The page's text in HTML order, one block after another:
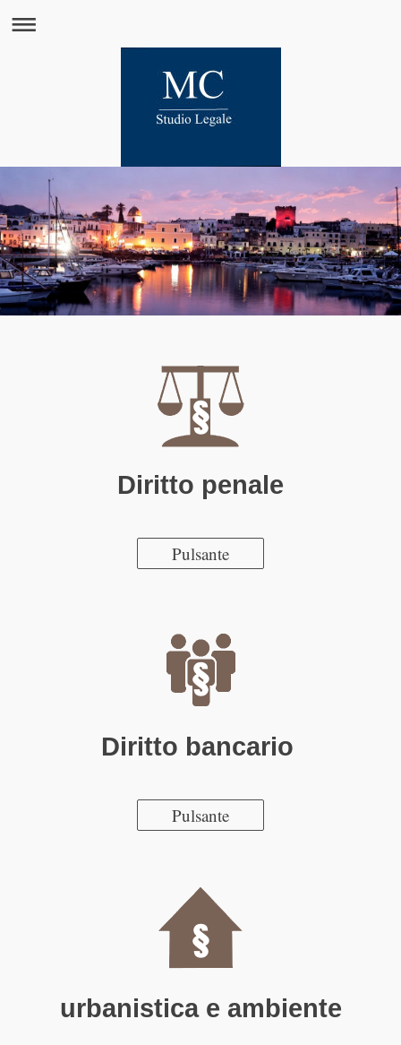
Diritto penale
Pulsante
Diritto bancario
Pulsante
urbanistica e ambiente